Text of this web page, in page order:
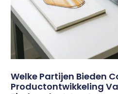
Welke Partijen Bieden
Productontwikkeling